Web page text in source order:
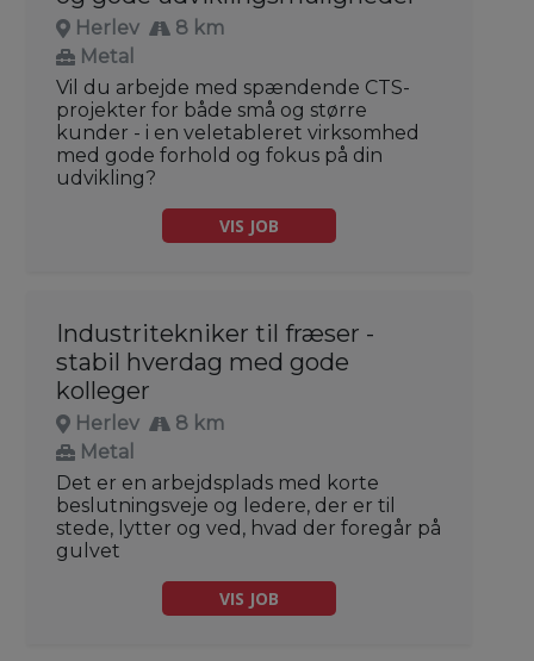
Herlev
8 km
Metal
Vil du arbejde med spændende CTS-
projekter for både små og større
kunder - i en veletableret virksomhed
med gode forhold og fokus på din
udvikling?
VIS JOB
Industritekniker til fræser -
stabil hverdag med gode
kolleger
Herlev
8 km
Metal
Det er en arbejdsplads med korte
beslutningsveje og ledere, der er til
stede, lytter og ved, hvad der foregår på
gulvet
VIS JOB